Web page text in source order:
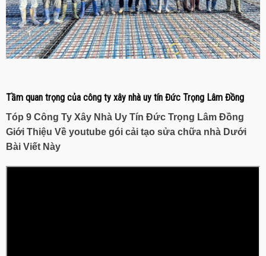
Tầm quan trọng của công ty xây nhà uy tín Đức Trọng Lâm Đồng
Tóp 9 Công Ty Xây Nhà Uy Tín Đức Trọng Lâm Đồng
Giới Thiệu Về youtube gói cải tạo sửa chữa nhà Dưới
Bài Viết Này